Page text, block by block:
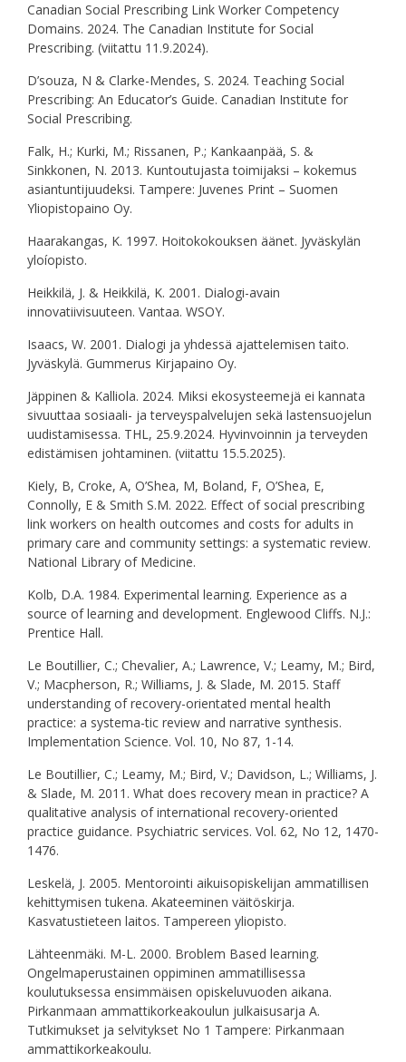
Canadian Social Prescribing Link Worker Competency
Domains. 2024. The Canadian Institute for Social
Prescribing. (viitattu 11.9.2024).
D’souza, N & Clarke-Mendes, S. 2024. Teaching Social
Prescribing: An Educator’s Guide. Canadian Institute for
Social Prescribing.
Falk, H.; Kurki, M.; Rissanen, P.; Kankaanpää, S. &
Sinkkonen, N. 2013. Kuntoutujasta toimijaksi – kokemus
asiantuntijuudeksi. Tampere: Juvenes Print – Suomen
Yliopistopaino Oy.
Haarakangas, K. 1997. Hoitokokouksen äänet. Jyväskylän
yloíopisto.
Heikkilä, J. & Heikkilä, K. 2001. Dialogi-avain
innovatiivisuuteen. Vantaa. WSOY.
Isaacs, W. 2001. Dialogi ja yhdessä ajattelemisen taito.
Jyväskylä. Gummerus Kirjapaino Oy.
Jäppinen & Kalliola. 2024. Miksi ekosysteemejä ei kannata
sivuuttaa sosiaali- ja terveyspalvelujen sekä lastensuojelun
uudistamisessa. THL, 25.9.2024. Hyvinvoinnin ja terveyden
edistämisen johtaminen. (viitattu 15.5.2025).
Kiely, B, Croke, A, O’Shea, M, Boland, F, O’Shea, E,
Connolly, E & Smith S.M. 2022. Effect of social prescribing
link workers on health outcomes and costs for adults in
primary care and community settings: a systematic review.
National Library of Medicine.
Kolb, D.A. 1984. Experimental learning. Experience as a
source of learning and development. Englewood Cliffs. N.J.:
Prentice Hall.
Le Boutillier, C.; Chevalier, A.; Lawrence, V.; Leamy, M.; Bird,
V.; Macpherson, R.; Williams, J. & Slade, M. 2015. Staff
understanding of recovery-orientated mental health
practice: a systema-tic review and narrative synthesis.
Implementation Science. Vol. 10, No 87, 1-14.
Le Boutillier, C.; Leamy, M.; Bird, V.; Davidson, L.; Williams, J.
& Slade, M. 2011. What does recovery mean in practice? A
qualitative analysis of international recovery-oriented
practice guidance. Psychiatric services. Vol. 62, No 12, 1470-
1476.
Leskelä, J. 2005. Mentorointi aikuisopiskelijan ammatillisen
kehittymisen tukena. Akateeminen väitöskirja.
Kasvatustieteen laitos. Tampereen yliopisto.
Lähteenmäki. M-L. 2000. Broblem Based learning.
Ongelmaperustainen oppiminen ammatillisessa
koulutuksessa ensimmäisen opiskeluvuoden aikana.
Pirkanmaan ammattikorkeakoulun julkaisusarja A.
Tutkimukset ja selvitykset No 1 Tampere: Pirkanmaan
ammattikorkeakoulu.